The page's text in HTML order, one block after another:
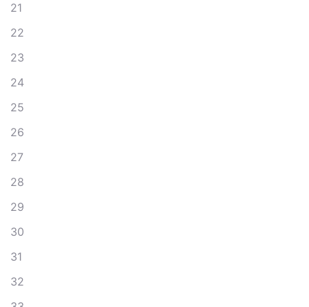
21
22
23
24
25
26
27
28
29
30
31
32